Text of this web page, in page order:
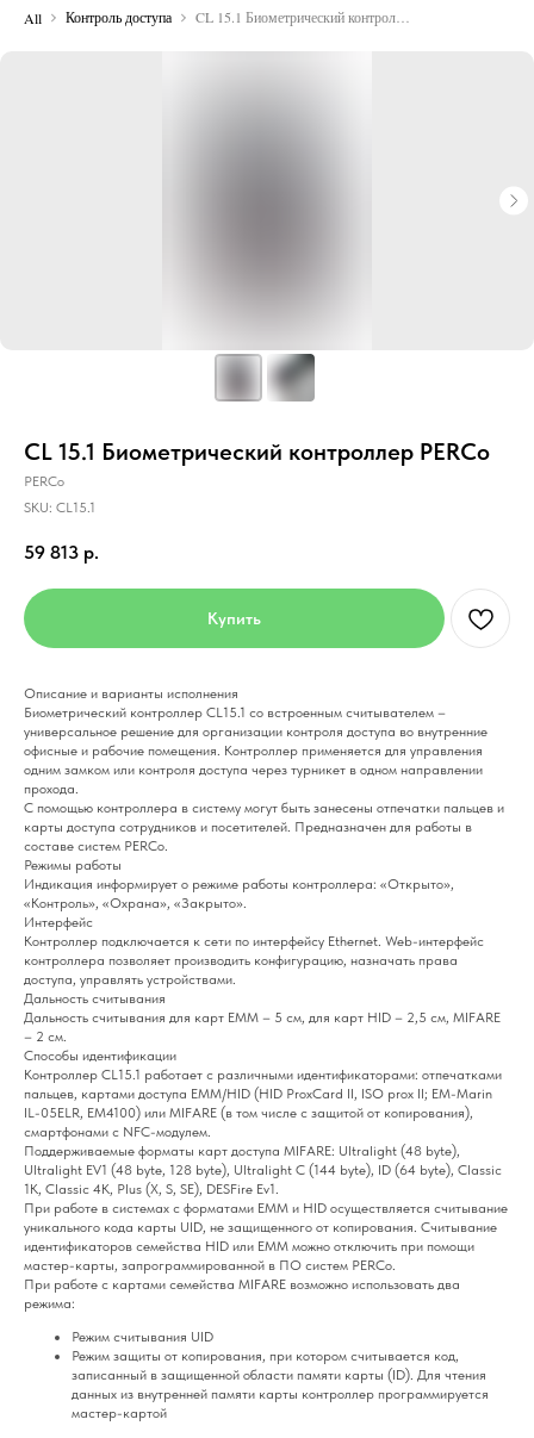
All Контроль доступа
CL 15.1 Биометрический контроллер PERCo
PERCo
SKU: CL15.1
59 813 р.
Купить
Описание и варианты исполнения
Биометрический контроллер CL15.1 со встроенным считывателем –
универсальное решение для организации контроля доступа во внутренние
офисные и рабочие помещения. Контроллер применяется для управления
одним замком или контроля доступа через турникет в одном направлении
прохода.
C помощью контроллера в систему могут быть занесены отпечатки пальцев и
карты доступа сотрудников и посетителей. Предназначен для работы в
составе систем PERCo.
Режимы работы
Индикация информирует о режиме работы контроллера: «Открыто»,
«Контроль», «Охрана», «Закрыто».
Интерфейс
Контроллер подключается к сети по интерфейсу Ethernet. Web-интерфейс
контроллера позволяет производить конфигурацию, назначать права
доступа, управлять устройствами.
Дальность считывания
Дальность считывания для карт EMM – 5 см, для карт HID – 2,5 см, MIFARE
– 2 см.
Способы идентификации
Контроллер CL15.1 работает с различными идентификаторами: отпечатками
пальцев, картами доступа EMM/HID (HID ProxCard II, ISO prox II; EM-Marin
IL-05ELR, ЕМ4100) или MIFARE (в том числе с защитой от копирования),
смартфонами с NFC-модулем.
Поддерживаемые форматы карт доступа MIFARE: Ultralight (48 byte),
Ultralight EV1 (48 byte, 128 byte), Ultralight C (144 byte), ID (64 byte), Classic
1K, Classic 4K, Plus (X, S, SE), DESFire Ev1.
При работе в системах с форматами EMM и HID осуществляется считывание
уникального кода карты UID, не защищенного от копирования. Считывание
идентификаторов семейства HID или EMM можно отключить при помощи
мастер-карты, запрограммированной в ПО систем PERCo.
При работе с картами семейства MIFARE возможно использовать два
режима:
Режим считывания UID
Режим защиты от копирования, при котором считывается код,
записанный в защищенной области памяти карты (ID). Для чтения
данных из внутренней памяти карты контроллер программируется
мастер-картой